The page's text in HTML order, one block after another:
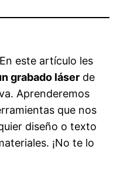
este artículo les
grabado láser de
Aprenderemos
que nos
diseño o texto
¡No te lo